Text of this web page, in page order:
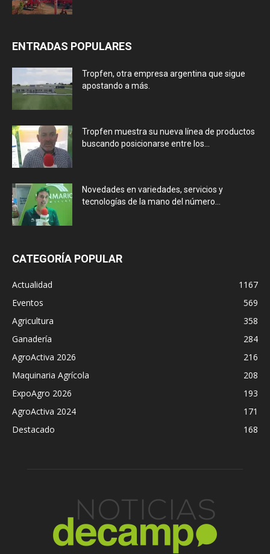
ENTRADAS POPULARES
Tropfen, otra empresa argentina que sigue
apostando a más.
Tropfen muestra su nueva línea de productos
buscando posicionarse entre los...
Novedades en variedades, servicios y
tecnologías de la mano del número...
CATEGORÍA POPULAR
Actualidad
1167
Eventos
569
Agricultura
358
Ganadería
284
AgroActiva 2026
216
Maquinaria Agrícola
208
ExpoAgro 2026
193
AgroActiva 2024
171
Destacado
168